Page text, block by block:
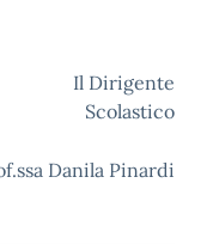
Scolastico
Danila Pinardi